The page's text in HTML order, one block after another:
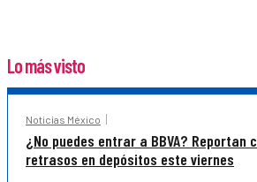
Lo más visto
Noticias México
¿No puedes entrar a BBVA? Reportan
retrasos en depósitos este viernes